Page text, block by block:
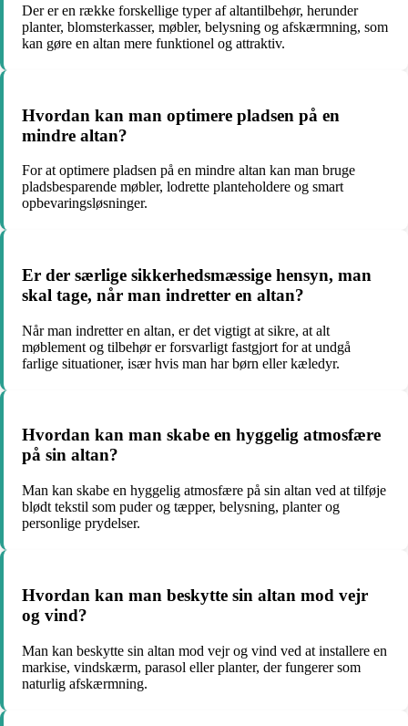
Der er en række forskellige typer af altantilbehør, herunder
planter, blomsterkasser, møbler, belysning og afskærmning, som
kan gøre en altan mere funktionel og attraktiv.
Hvordan kan man optimere pladsen på en
mindre altan?
For at optimere pladsen på en mindre altan kan man bruge
pladsbesparende møbler, lodrette planteholdere og smart
opbevaringsløsninger.
Er der særlige sikkerhedsmæssige hensyn, man
skal tage, når man indretter en altan?
Når man indretter en altan, er det vigtigt at sikre, at alt
møblement og tilbehør er forsvarligt fastgjort for at undgå
farlige situationer, især hvis man har børn eller kæledyr.
Hvordan kan man skabe en hyggelig atmosfære
på sin altan?
Man kan skabe en hyggelig atmosfære på sin altan ved at tilføje
blødt tekstil som puder og tæpper, belysning, planter og
personlige prydelser.
Hvordan kan man beskytte sin altan mod vejr
og vind?
Man kan beskytte sin altan mod vejr og vind ved at installere en
markise, vindskærm, parasol eller planter, der fungerer som
naturlig afskærmning.